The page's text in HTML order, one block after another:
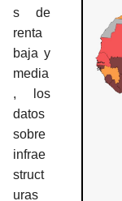
s de
renta
baja y
media
, los
datos
sobre
infrae
struct
uras